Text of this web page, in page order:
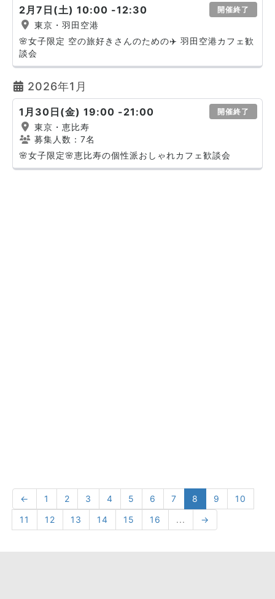
2月7日(土) 10:00 -12:30 開催終了
東京・羽田空港
🌸女子限定 空の旅好きさんのための✈️ 羽田空港カフェ歓
談会
2026年1月
1月30日(金) 19:00 -21:00 開催終了
東京・恵比寿
募集人数：7名
🌸女子限定🌸恵比寿の個性派おしゃれカフェ歓談会
← 1 2 3 4 5 6 7 8 9
10
11
12 13 14 15 16 ... →